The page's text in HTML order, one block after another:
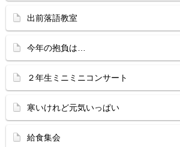
出前落語教室
今年の抱負は…
２年生ミニミニコンサート
寒いけれど元気いっぱい
給食集会